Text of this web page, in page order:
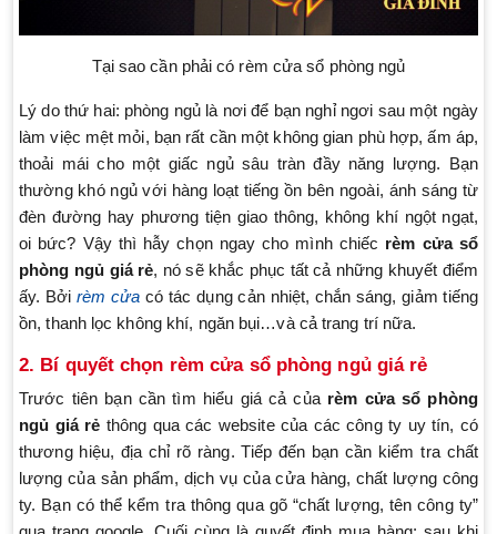
Tại sao cần phải có rèm cửa sổ phòng ngủ
Lý do thứ hai: phòng ngủ là nơi để bạn nghỉ ngơi sau một ngày
làm việc mệt mỏi, bạn rất cần một không gian phù hợp, ấm áp,
thoải mái cho một giấc ngủ sâu tràn đầy năng lượng. Bạn
thường khó ngủ với hàng loạt tiếng ồn bên ngoài, ánh sáng từ
đèn đường hay phương tiện giao thông, không khí ngột ngạt,
oi bức? Vậy thì hẫy chọn ngay cho mình chiếc rèm cửa sổ
phòng ngủ giá rẻ, nó sẽ khắc phục tất cả những khuyết điểm
ấy. Bởirèm cửa có tác dụng cản nhiệt, chắn sáng, giảm tiếng
ồn, thanh lọc không khí, ngăn bụi…và cả trang trí nữa.
2. Bí quyết chọn rèm cửa sổ phòng ngủ giá rẻ
Trước tiên bạn cần tìm hiểu giá cả của rèm cửa sổ phòng
ngủ giá rẻ thông qua các website của các công ty uy tín, có
thương hiệu, địa chỉ rõ ràng. Tiếp đến bạn cần kiểm tra chất
lượng của sản phẩm, dịch vụ của cửa hàng, chất lượng công
ty. Bạn có thể kểm tra thông qua gõ “chất lượng, tên công ty”